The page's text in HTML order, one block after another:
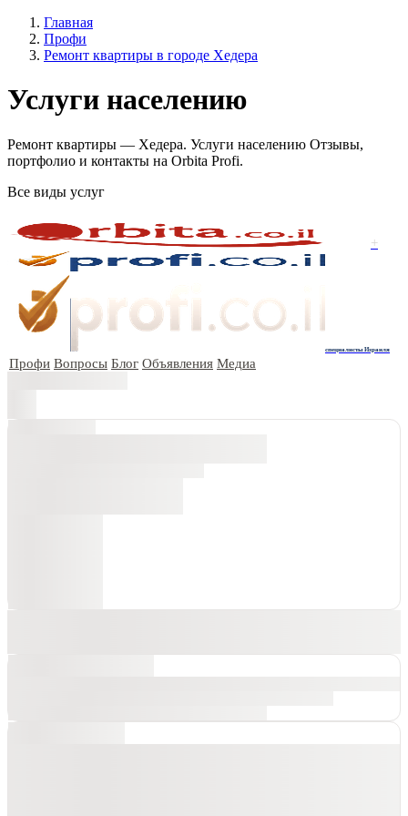
Главная
Профи
Ремонт квартиры в городе Хедера
Услуги населению
Ремонт квартиры — Хедера. Услуги населению Отзывы,
портфолио и контакты на Orbita Profi.
Все виды услуг
+
специалисты Израиля
Профи Вопросы Блог Объявления Медиа